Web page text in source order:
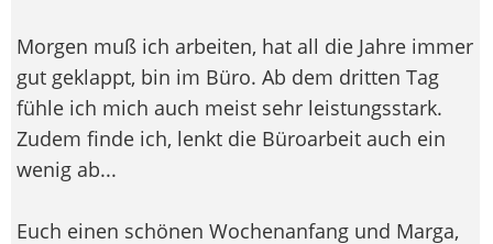
Morgen muß ich arbeiten, hat all die Jahre immer
gut geklappt, bin im Büro. Ab dem dritten Tag
fühle ich mich auch meist sehr leistungsstark.
Zudem finde ich, lenkt die Büroarbeit auch ein
wenig ab...
Euch einen schönen Wochenanfang und Marga,